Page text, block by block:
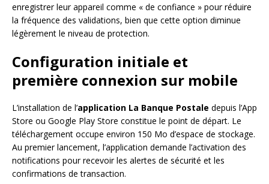
enregistrer leur appareil comme « de confiance » pour réduire
la fréquence des validations, bien que cette option diminue
légèrement le niveau de protection.
Configuration initiale et
première connexion sur mobile
L’installation de l’application La Banque Postale depuis l’App
Store ou Google Play Store constitue le point de départ. Le
téléchargement occupe environ 150 Mo d’espace de stockage.
Au premier lancement, l’application demande l’activation des
notifications pour recevoir les alertes de sécurité et les
confirmations de transaction.